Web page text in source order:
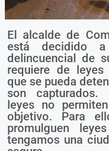
El alcalde de
está decidido
delincuencial de
requiere de
que se pueda
son capturados.
leyes no
objetivo. Para
promulguen
tengamos una